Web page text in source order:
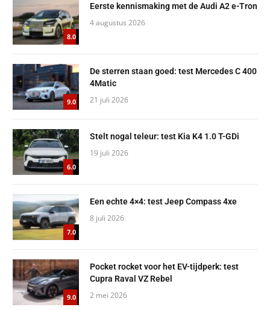
8.0
Eerste kennismaking met de Audi A2 e-Tron
4 augustus 2026
9.0
De sterren staan goed: test Mercedes C 400
4Matic
21 juli 2026
6.0
Stelt nogal teleur: test Kia K4 1.0 T-GDi
19 juli 2026
7.0
Een echte 4×4: test Jeep Compass 4xe
8 juli 2026
9.0
Pocket rocket voor het EV-tijdperk: test
Cupra Raval VZ Rebel
2 mei 2026